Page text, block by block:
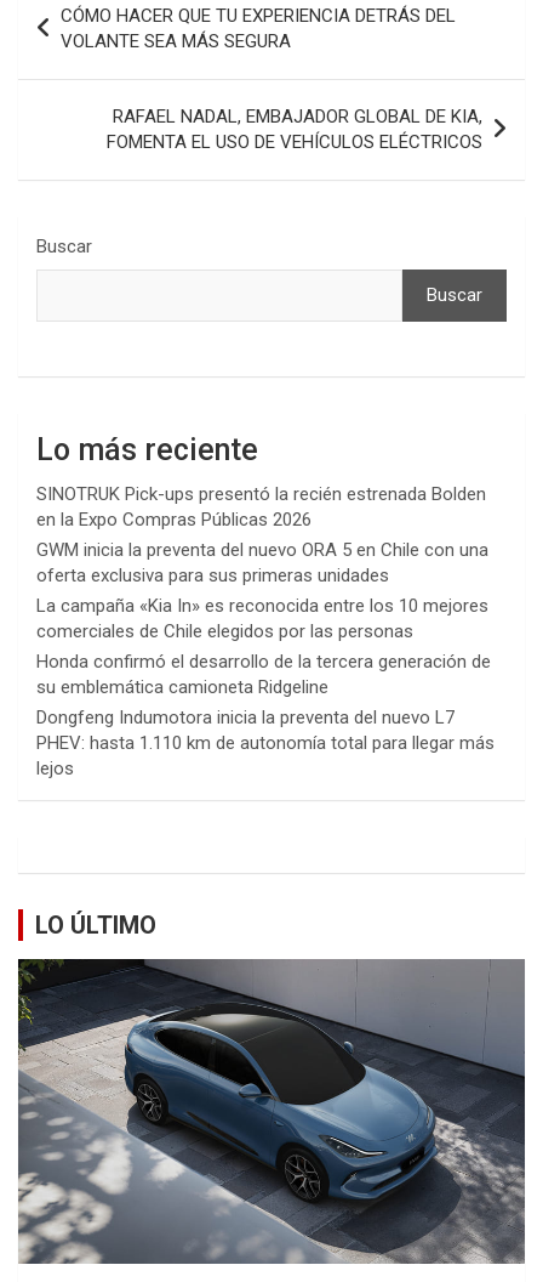
de
entradas
CÓMO HACER QUE TU EXPERIENCIA DETRÁS DEL
VOLANTE SEA MÁS SEGURA
RAFAEL NADAL, EMBAJADOR GLOBAL DE KIA,
FOMENTA EL USO DE VEHÍCULOS ELÉCTRICOS
Buscar
Buscar
Lo más reciente
SINOTRUK Pick-ups presentó la recién estrenada Bolden
en la Expo Compras Públicas 2026
GWM inicia la preventa del nuevo ORA 5 en Chile con una
oferta exclusiva para sus primeras unidades
La campaña «Kia In» es reconocida entre los 10 mejores
comerciales de Chile elegidos por las personas
Honda confirmó el desarrollo de la tercera generación de
su emblemática camioneta Ridgeline
Dongfeng Indumotora inicia la preventa del nuevo L7
PHEV: hasta 1.110 km de autonomía total para llegar más
lejos
LO ÚLTIMO